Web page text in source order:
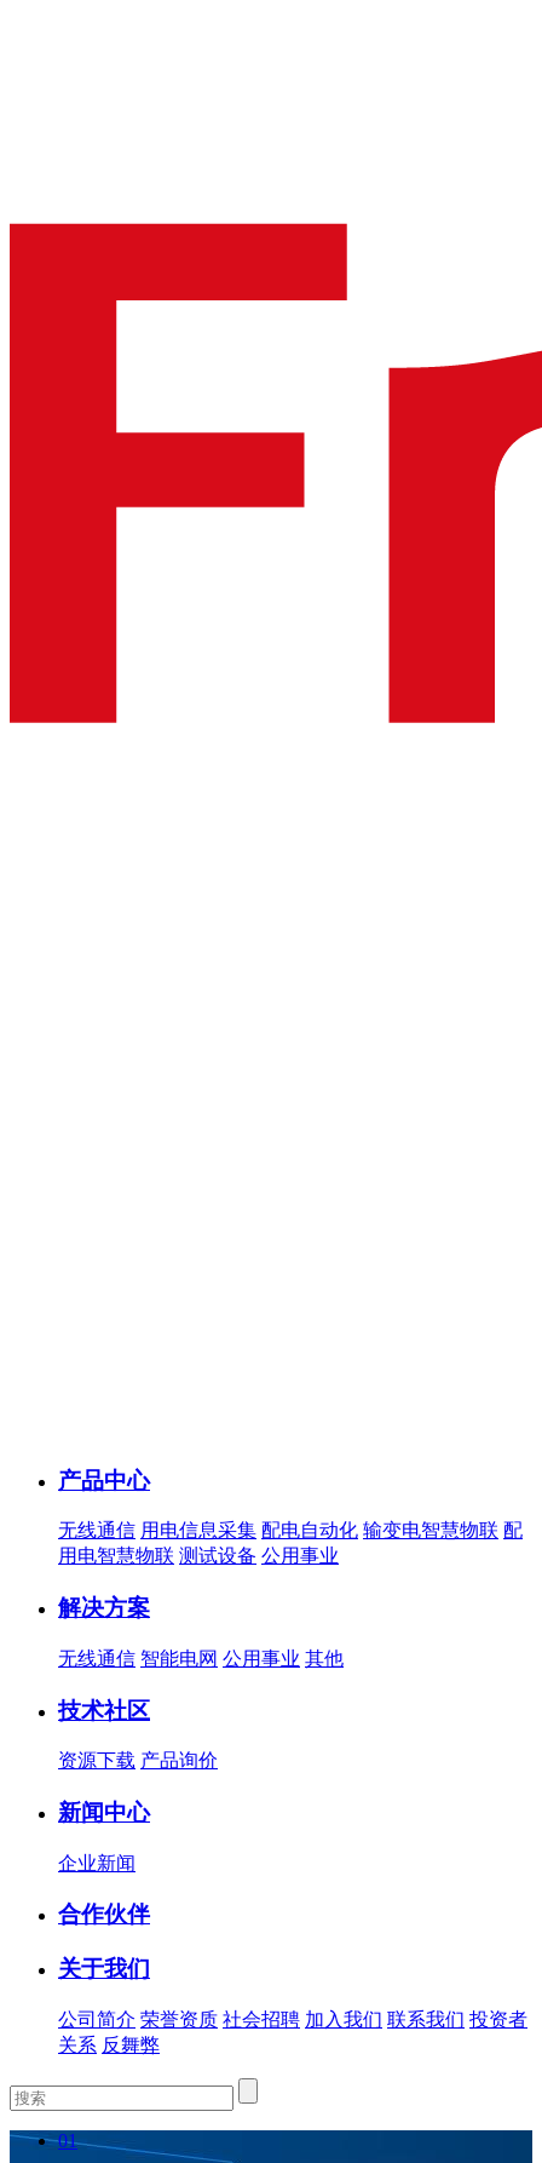
产品中心
无线通信 用电信息采集 配电自动化 输变电智慧物联 配
用电智慧物联 测试设备 公用事业
解决方案
无线通信 智能电网 公用事业 其他
技术社区
资源下载 产品询价
新闻中心
企业新闻
合作伙伴
关于我们
公司简介 荣誉资质 社会招聘 加入我们 联系我们 投资者
关系 反舞弊
01